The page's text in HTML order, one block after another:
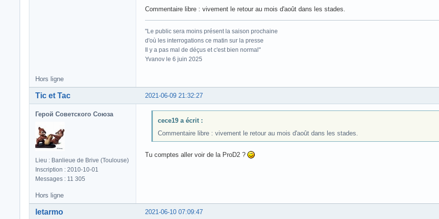
Commentaire libre : vivement le retour au mois d'août dans les stades.
"Le public sera moins présent la saison prochaine
d'où les interrogations ce matin sur la presse
Il y a pas mal de déçus et c'est bien normal"
Yvanov le 6 juin 2025
Hors ligne
2021-06-09 21:32:27
Tic et Tac
Герой Советского Союза
Lieu : Banlieue de Brive (Toulouse)
Inscription : 2010-10-01
Messages : 11 305
cece19 a écrit :
Commentaire libre : vivement le retour au mois d'août dans les stades.
Tu comptes aller voir de la ProD2 ?
Hors ligne
2021-06-10 07:09:47
letarmo